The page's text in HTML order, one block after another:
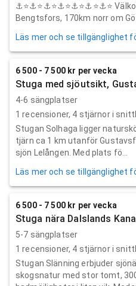
⚓️⭐️⚓️⭐️⚓️⭐️⚓️⭐️⚓️⭐️⚓️⭐️⚓️⭐️
Bengtsfors, 170km norr om
Läs mer och se tillgänglighet
6 500 - 7 500 kr per vecka
Stuga med sjöutsikt,
4-6 sängplatser
1 recensioner, 4 stjärnor i
Stugan Solhaga ligger
tjärn ca 1 km utanför
sjön Lelången. Med plats fö...
Läs mer och se tillgänglighet
6 500 - 7 500 kr per vecka
Stuga nära Dalslands
5-7 sängplatser
1 recensioner, 4 stjärnor i
Stugan Slänning erbjuder
skogsnatur med stor tomt,